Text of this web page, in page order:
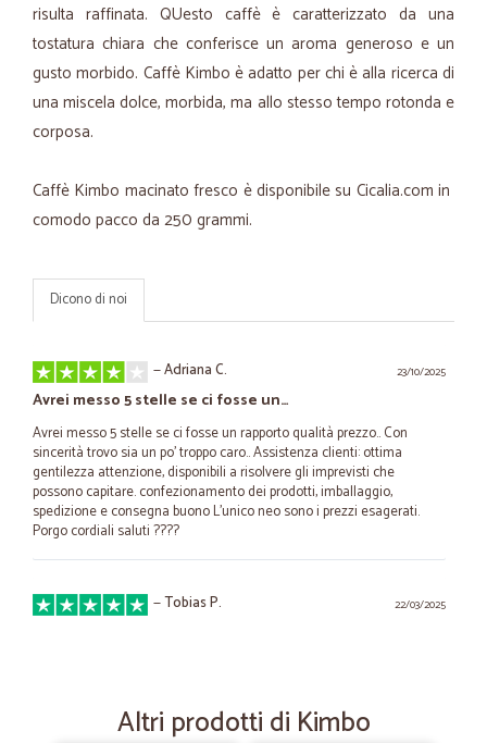
risulta raffinata. QUesto caffè è caratterizzato da una
tostatura chiara che conferisce un aroma generoso e un
gusto morbido. Caffè Kimbo è adatto per chi è alla ricerca di
una miscela dolce, morbida, ma allo stesso tempo rotonda e
corposa.
Caffè Kimbo macinato fresco è disponibile su Cicalia.com in
comodo pacco da 250 grammi.
Dicono di noi
23/10/2025
—Adriana C.
Avrei messo 5 stelle se ci fosse un…
Avrei messo 5 stelle se ci fosse un rapporto qualità prezzo.. Con
sincerità trovo sia un po' troppo caro.. Assistenza clienti: ottima
gentilezza attenzione, disponibili a risolvere gli imprevisti che
possono capitare. confezionamento dei prodotti, imballaggio,
spedizione e consegna buono L'unico neo sono i prezzi esagerati.
Porgo cordiali saluti ????
22/03/2025
—Tobias P.
rincarato poi in più devo fare una spesa minima e inoltre ho le spese
di spedizione. Insomma non proprio economico. Giusto perché è un
Altri prodotti di Kimbo